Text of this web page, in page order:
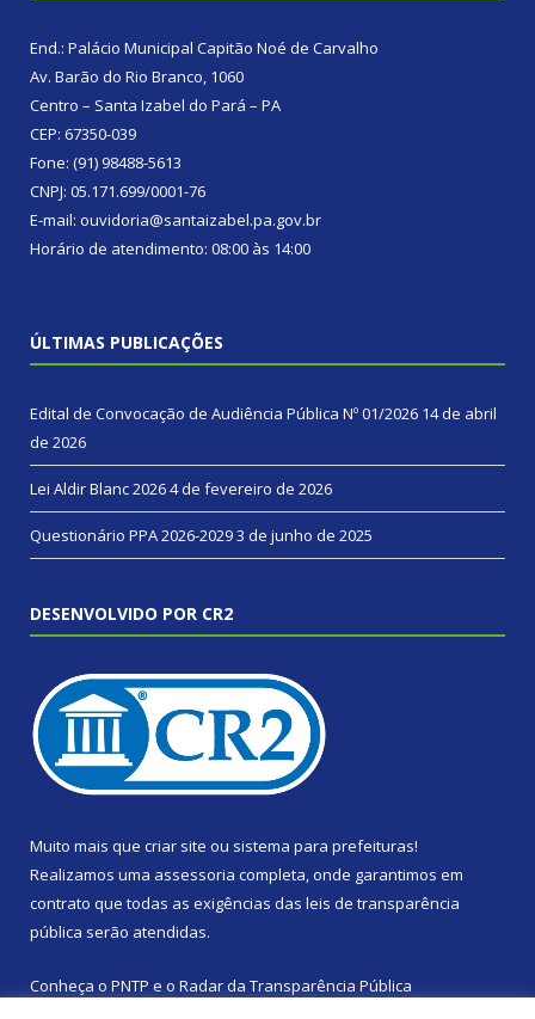
End.: Palácio Municipal Capitão Noé de Carvalho
Av. Barão do Rio Branco, 1060
Centro – Santa Izabel do Pará – PA
CEP: 67350-039
Fone: (91) 98488-5613
CNPJ: 05.171.699/0001-76
E-mail: ouvidoria@santaizabel.pa.gov.br
Horário de atendimento: 08:00 às 14:00
ÚLTIMAS PUBLICAÇÕES
Edital de Convocação de Audiência Pública Nº 01/2026 14 de abril
de 2026
Lei Aldir Blanc 20264 de fevereiro de 2026
Questionário PPA 2026-20293 de junho de 2025
DESENVOLVIDO POR CR2
Muito mais que criar site ou sistema para prefeituras!
Realizamos uma assessoria completa, onde garantimos em
contrato que todas as exigências das leis de transparência
pública serão atendidas.
Conheça o PNTP e o Radar da Transparência Pública